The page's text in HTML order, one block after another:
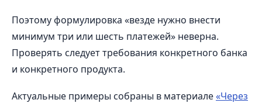
Поэтому формулировка «везде нужно внести
минимум три или шесть платежей» неверна.
Проверять следует требования конкретного банка
и конкретного продукта.
Актуальные примеры собраны в материале«Через